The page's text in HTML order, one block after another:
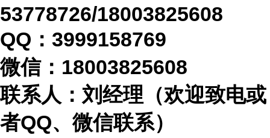
53778726/18003825608
QQ：3999158769
微信： 18003825608
联系人：刘经理（欢迎致电或
者QQ、微信联系）